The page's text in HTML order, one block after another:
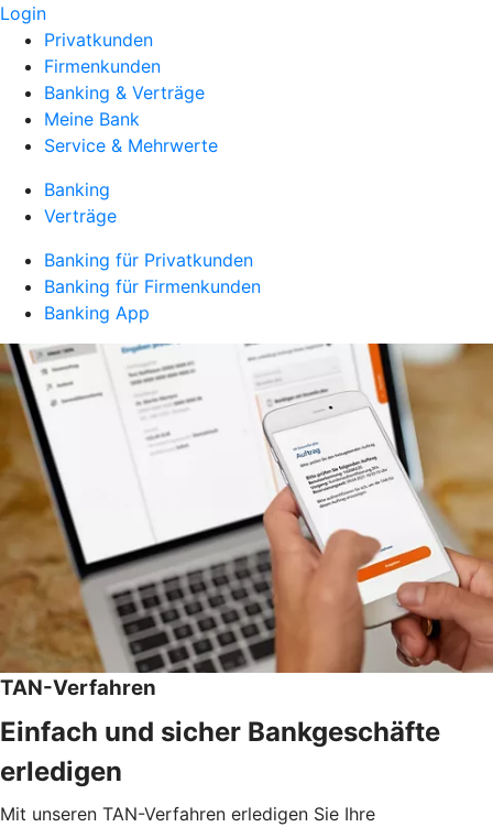
Login
Privatkunden
Firmenkunden
Banking & Verträge
Meine Bank
Service & Mehrwerte
Banking
Verträge
Banking für Privatkunden
Banking für Firmenkunden
Banking App
TAN-Verfahren
Einfach und sicher Bankgeschäfte
erledigen
Mit unseren TAN-Verfahren erledigen Sie Ihre